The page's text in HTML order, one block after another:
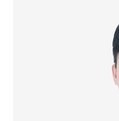
한방안·이비인후·피
가천대학교 한의학과
동신대학교 한의학과
現 가천대학교 한의학
現 한의약융합연구정
前 춘천한방병원 일
前 목동동신한방병원
前 원주시 보건소 건강증
前 대한공중보건한의
前 다이트한의원(서